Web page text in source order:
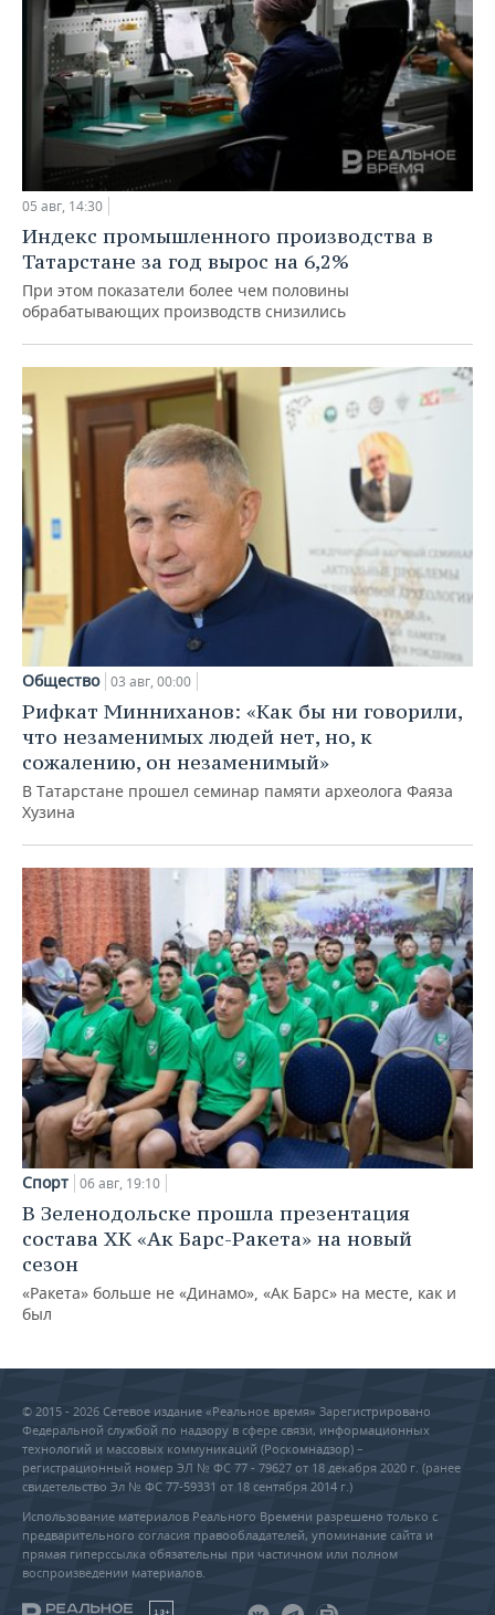
05 авг, 14:30
Индекс промышленного производства в
Татарстане за год вырос на 6,2%
При этом показатели более чем половины
обрабатывающих производств снизились
Общество 03 авг, 00:00
Рифкат Минниханов: «Как бы ни говорили,
что незаменимых людей нет, но, к
сожалению, он незаменимый»
В Татарстане прошел семинар памяти археолога Фаяза
Хузина
Спорт 06 авг, 19:10
В Зеленодольске прошла презентация
состава ХК «Ак Барс-Ракета» на новый
сезон
«Ракета» больше не «Динамо», «Ак Барс» на месте, как и
был
© 2015 - 2026 Сетевое издание «Реальное время» Зарегистрировано
Федеральной службой по надзору в сфере связи, информационных
технологий и массовых коммуникаций (Роскомнадзор) –
регистрационный номер ЭЛ № ФС 77 - 79627 от 18 декабря 2020 г. (ранее
свидетельство Эл № ФС 77-59331 от 18 сентября 2014 г.)
Использование материалов Реального Времени разрешено только с
предварительного согласия правообладателей, упоминание сайта и
прямая гиперссылка обязательны при частичном или полном
воспроизведении материалов.
18+